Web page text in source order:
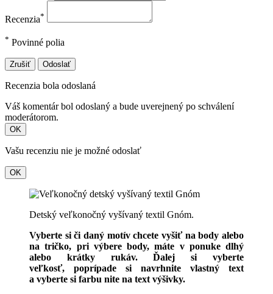
Recenzia*
* Povinné polia
Zrušiť Odoslať
Recenzia bola odoslaná
Váš komentár bol odoslaný a bude uverejnený po schválení
moderátorom.
OK
Vašu recenziu nie je možné odoslať
OK
Detský veľkonočný vyšívaný textil Gnóm.
Vyberte si či daný motív chcete vyšiť na body alebo
na tričko, pri výbere body, máte v ponuke dlhý
alebo krátky rukáv. Ďalej si vyberte
veľkosť, poprípade si navrhnite vlastný text
a vyberte si farbu nite na text výšivky.